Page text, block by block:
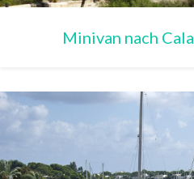
Minivan nach